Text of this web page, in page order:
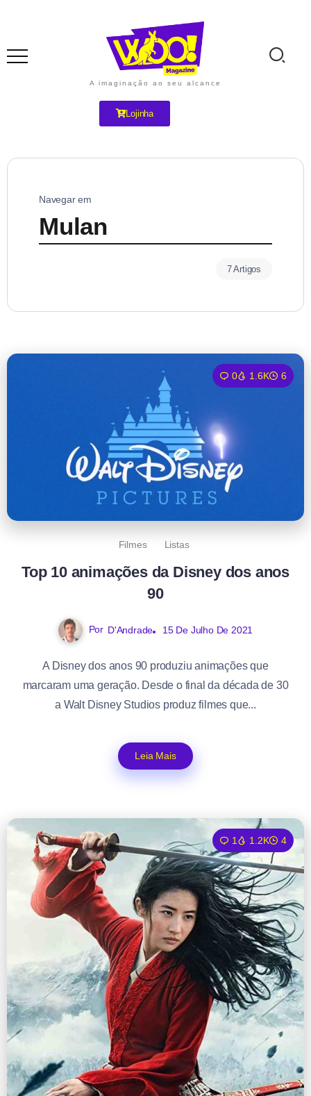
A imaginação ao seu alcance
Lojinha
Navegar em
Mulan
7 Artigos
0 1.6K 6
Filmes Listas
Top 10 animações da Disney dos anos
90
Por D'Andrade 15 De Julho De 2021
A Disney dos anos 90 produziu animações que
marcaram uma geração. Desde o final da década de 30
a Walt Disney Studios produz filmes que...
Leia Mais
1 1.2K 4